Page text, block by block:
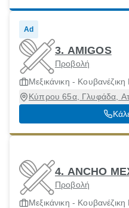
Ad
3. AMIGOS
Προβολή
Μεξικάνικη - Κουβανέζικη
Κύπρου 65α, Γλυφάδα,
4. ANCHO
Προβολή
Μεξικάνικη - Κουβανέζικη